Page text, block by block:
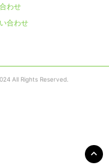
わせ
合わせ
All Rights Reserved.